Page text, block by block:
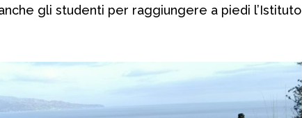
gli studenti per raggiungere a piedi l’Istituto